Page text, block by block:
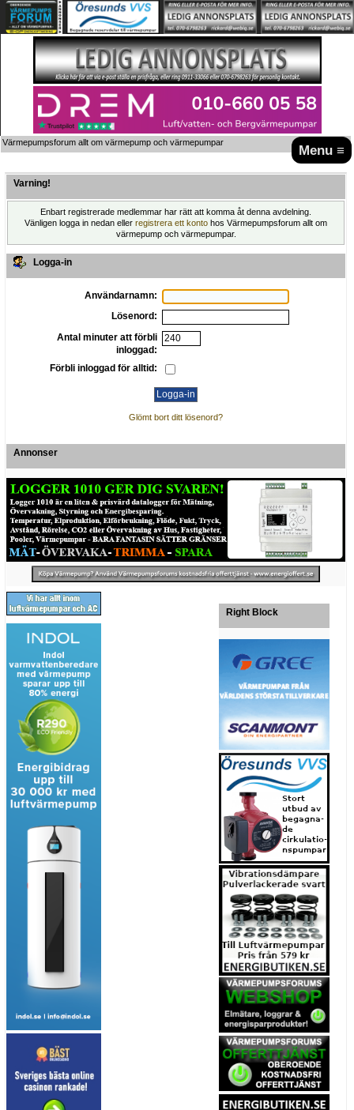
Menu ≡
Värmepumpsforum allt om värmepump och värmepumpar
Varning!
Enbart registrerade medlemmar har rätt att komma åt denna avdelning.
Vänligen logga in nedan eller registrera ett konto hos Värmepumpsforum allt om
värmepump och värmepumpar.
Logga-in
Användarnamn:
Lösenord:
Antal minuter att förbli
inloggad:
Förbli inloggad för alltid:
Glömt bort ditt lösenord?
Annonser
Right Block